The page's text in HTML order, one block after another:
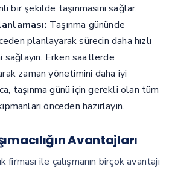
bir şekilde taşınmasını sağlar.
Taşınma gününde
planlayarak sürecin daha hızlı
Erken saatlerde
zaman yönetimini daha iyi
taşınma günü için gerekli olan tüm
önceden hazırlayın.
Avantajları
firması ile çalışmanın birçok avantajı